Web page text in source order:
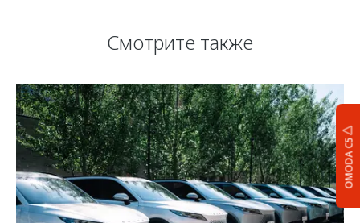
OMODA C5
Смотрите также